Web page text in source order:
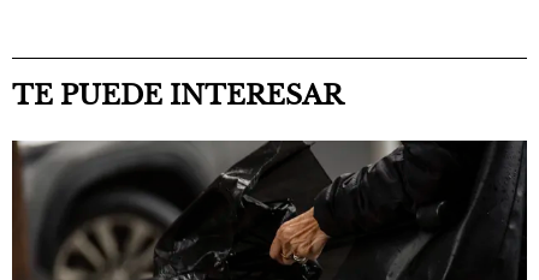
TE PUEDE INTERESAR